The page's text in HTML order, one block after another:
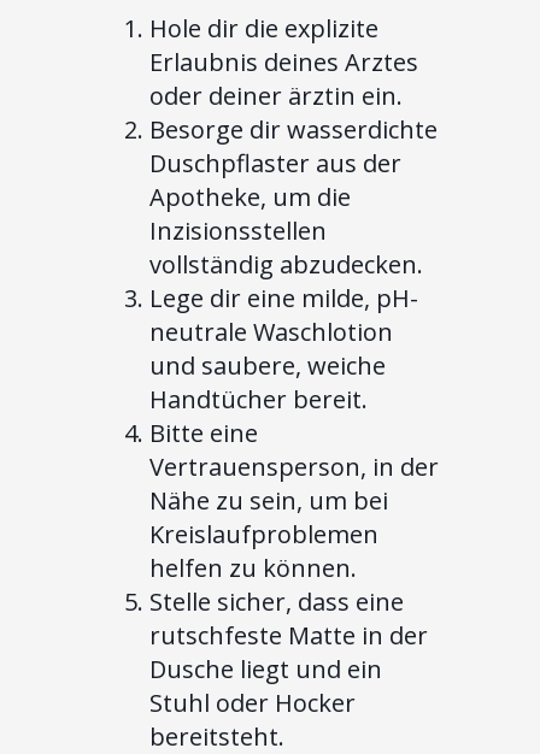
Hole dir die explizite
Erlaubnis deines Arztes
oder deiner ärztin ein.
Besorge dir wasserdichte
Duschpflaster aus der
Apotheke, um die
Inzisionsstellen
vollständig abzudecken.
Lege dir eine milde, pH-
neutrale Waschlotion
und saubere, weiche
Handtücher bereit.
Bitte eine
Vertrauensperson, in der
Nähe zu sein, um bei
Kreislaufproblemen
helfen zu können.
Stelle sicher, dass eine
rutschfeste Matte in der
Dusche liegt und ein
Stuhl oder Hocker
bereitsteht.